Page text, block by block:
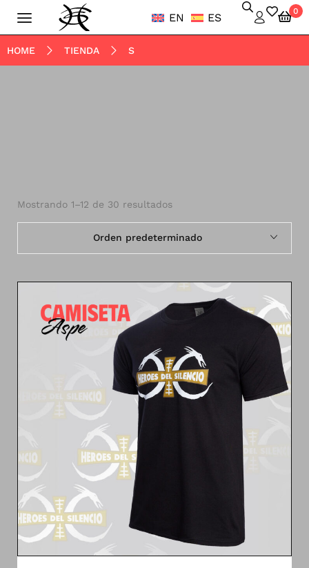
EN ES 0
HOME TIENDA S
Mostrando 1–12 de 30 resultados
Orden predeterminado